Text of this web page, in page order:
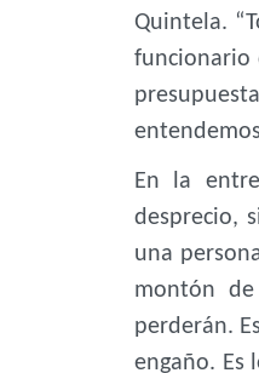
Quintela.
funcionario
En la
desprecio,
una
montón
perderán.
engaño. Es